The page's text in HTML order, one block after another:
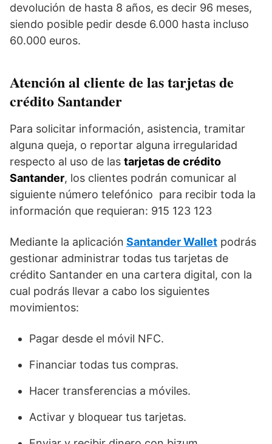
devolución de hasta 8 años, es decir 96 meses,
siendo posible pedir desde 6.000 hasta incluso
60.000 euros.
Atención al cliente de las tarjetas de
crédito Santander
Para solicitar información, asistencia, tramitar
alguna queja, o reportar alguna irregularidad
respecto al uso de las tarjetas de crédito
Santander, los clientes podrán comunicar al
siguiente número telefónico para recibir toda la
información que requieran: 915 123 123
Mediante la aplicación Santander Wallet podrás
gestionar administrar todas tus tarjetas de
crédito Santander en una cartera digital, con la
cual podrás llevar a cabo los siguientes
movimientos:
Pagar desde el móvil NFC.
Financiar todas tus compras.
Hacer transferencias a móviles.
Activar y bloquear tus tarjetas.